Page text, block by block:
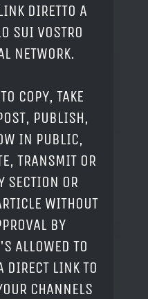
DIRETTO A
SUI VOSTRO
NETWORK.
COPY, TAKE
PUBLISH,
IN PUBLIC,
TRANSMIT OR
SECTION OR
WITHOUT
BY
ALLOWED TO
DIRECT LINK TO
CHANNELS